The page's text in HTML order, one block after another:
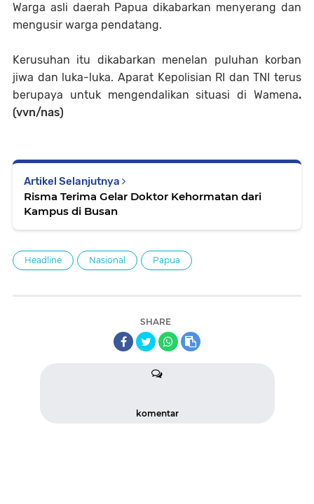
Warga asli daerah Papua dikabarkan menyerang dan
mengusir warga pendatang.
Kerusuhan itu dikabarkan menelan puluhan korban
jiwa dan luka-luka. Aparat Kepolisian RI dan TNI terus
berupaya untuk mengendalikan situasi di Wamena.
(vvn/nas)
Artikel Selanjutnya
Risma Terima Gelar Doktor Kehormatan dari
Kampus di Busan
Headline Nasional Papua
SHARE
komentar